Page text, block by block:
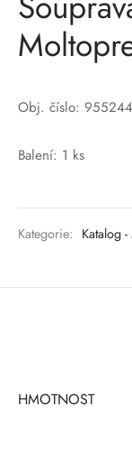
Obj. číslo:
Balení: 1 ks
Kategorie: Katalog
HMOTNOST